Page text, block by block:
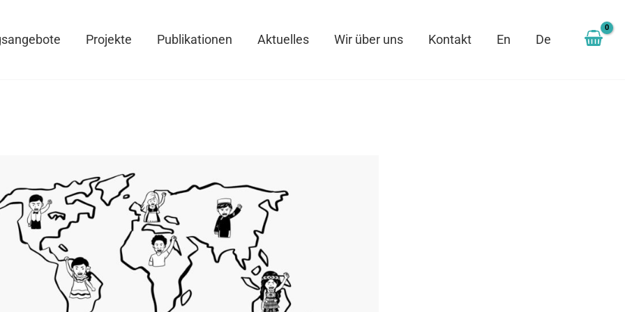
Projekte Publikationen Aktuelles Wir über uns Kontakt En De